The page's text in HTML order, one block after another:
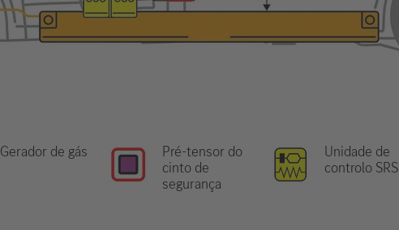
Gerador de gás
Pré-tensor do
cinto de
segurança
Unidade de
controlo SRS